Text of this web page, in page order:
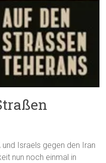
Israels gegen den Iran
nun noch einmal in